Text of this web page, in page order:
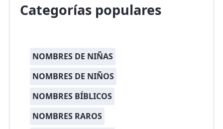
Categorías populares
NOMBRES DE NIÑAS
NOMBRES DE NIÑOS
NOMBRES BÍBLICOS
NOMBRES RAROS